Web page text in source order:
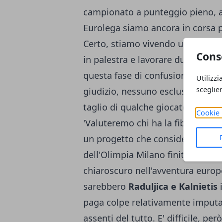
Cookie
campionato a punteggio pieno,
Eurolega siamo ancora in
Certo, stiamo vivendo una fase
in palestra e lavorare duro per
questa fase di confusione'. In
giudizio, nessuno escluso. E
taglio di qualche giocatore che
'Valuteremo chi ha la fibra
un progetto che consideriamo
dell'Olimpia Milano finiti sul
chiaroscuro nell'avventura
sarebbero Raduljica e Kalnietis
paga colpe relativamente
assenti del tutto. E' difficile,